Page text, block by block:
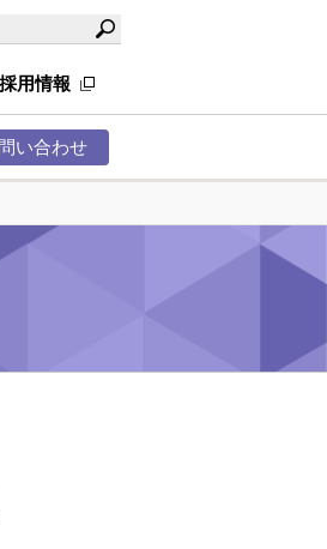
採用情報
い合わせ